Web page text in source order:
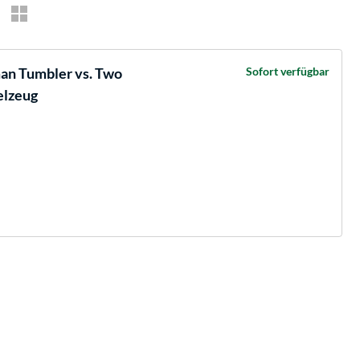
Tumbler vs. Two
Sofort verfügbar